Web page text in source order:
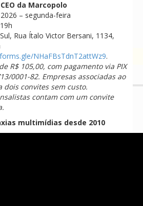
da Marcopolo
– segunda-feira
Rua Ítalo Victor Bersani, 1134,
NHaFBsTdnT2attWz9.
R$ 105,00, com pagamento via PIX
0001-82. Empresas associadas ao
convites sem custo.
contam com um convite
multimídias desde 2010